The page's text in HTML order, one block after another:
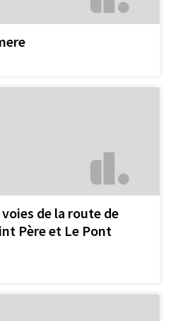
de la route de
Père et Le Pont